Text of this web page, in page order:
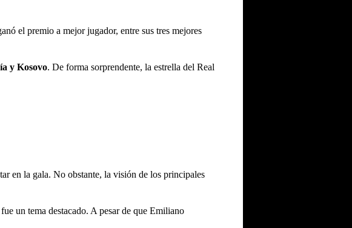
el premio a mejor jugador, entre sus tres mejores
y Kosovo. De forma sorprendente, la estrella del Real
en la gala. No obstante, la visión de los principales
un tema destacado. A pesar de que Emiliano